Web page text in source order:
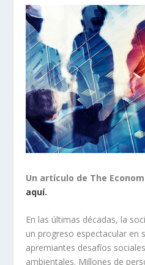
Un artículo de The
aquí.
En las últimas décadas, la
un progreso espectacular en
apremiantes desafíos
ambientales. Millones de